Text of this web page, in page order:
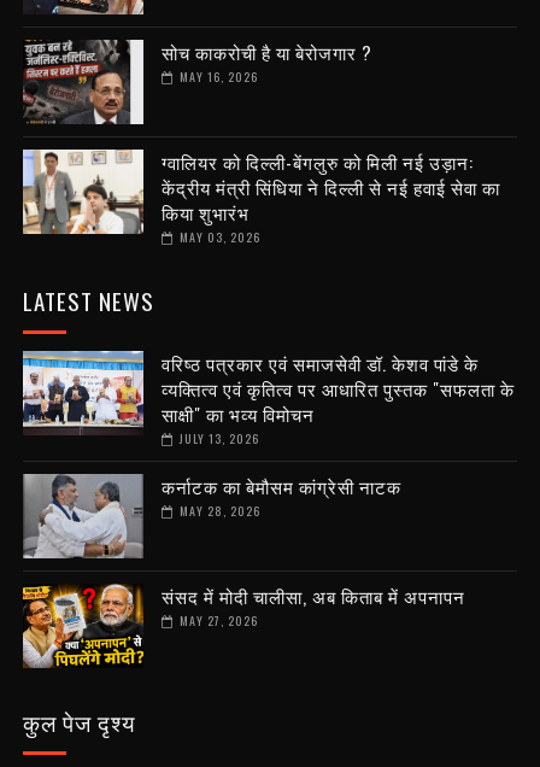
सोच काकरोची है या बेरोजगार ?
MAY 16, 2026
ग्वालियर को दिल्ली-बेंगलुरु को मिली नई उड़ान:
केंद्रीय मंत्री सिंधिया ने दिल्ली से नई हवाई सेवा का
किया शुभारंभ
MAY 03, 2026
LATEST NEWS
वरिष्ठ पत्रकार एवं समाजसेवी डॉ. केशव पांडे के
व्यक्तित्व एवं कृतित्व पर आधारित पुस्तक "सफलता के
साक्षी" का भव्य विमोचन
JULY 13, 2026
कर्नाटक का बेमौसम कांग्रेसी नाटक
MAY 28, 2026
संसद में मोदी चालीसा, अब किताब में अपनापन
MAY 27, 2026
कुल पेज दृश्य